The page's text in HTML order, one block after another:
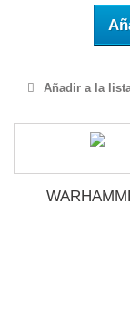
Añadir a la